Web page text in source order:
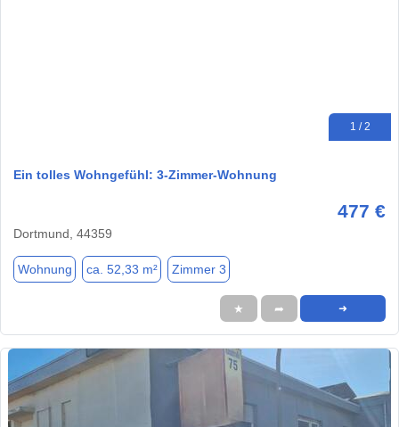
1 / 2
Ein tolles Wohngefühl: 3-Zimmer-Wohnung
477 €
Dortmund, 44359
Wohnung ca. 52,33 m² Zimmer 3
★ ➦ ➜